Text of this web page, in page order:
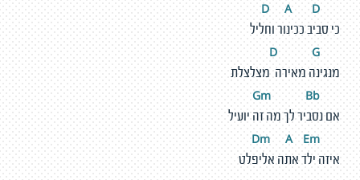
A D
כי סביב ככינור וחליל
G
מנגינה מאירה מצלצלת
m Bb
אם נסביר לך מה זה יועיל
m A Em
איזה ילד אתה אליפלט